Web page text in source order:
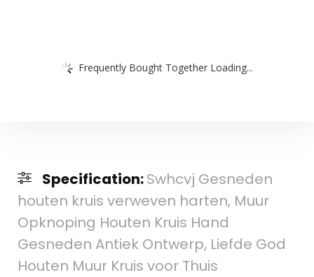
Frequently Bought Together Loading...
Specification:Swhcvj Gesneden
houten kruis verweven harten, Muur
Opknoping Houten Kruis Hand
Gesneden Antiek Ontwerp, Liefde God
Houten Muur Kruis voor Thuis